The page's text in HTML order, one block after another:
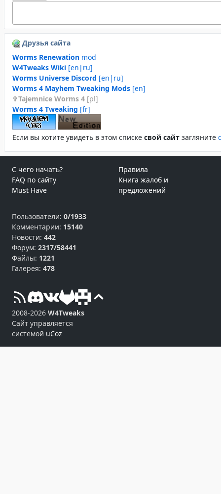
Друзья сайта
Worms Renewation mod
W4Tweaks Wiki [en|ru]
Worms Universe Discord [en|ru]
Worms 4 Mayhem Tweaking Mods [en]
Tajemnice Worms 4 [pl]
Worms 4 Tweaking [fr]
Если вы хотите увидеть в этом спиcке свой сайт загляните
С чего начать?
FAQ по сайту
Must Have
Правила
Книга жалоб и
предложений
Пользователи: 0/1933
Комментарии: 15140
Новости: 442
Форум: 2317/58441
Файлы: 1221
Галерея: 478
2008-2026 W4Tweaks
Сайт управляется
системой uCoz